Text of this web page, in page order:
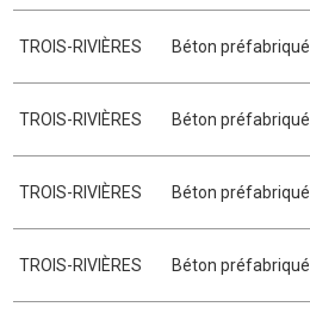
TROIS-RIVIÈRES Béton préfabriqué
TROIS-RIVIÈRES Béton préfabriqué
TROIS-RIVIÈRES Béton préfabriqué
TROIS-RIVIÈRES Béton préfabriqué